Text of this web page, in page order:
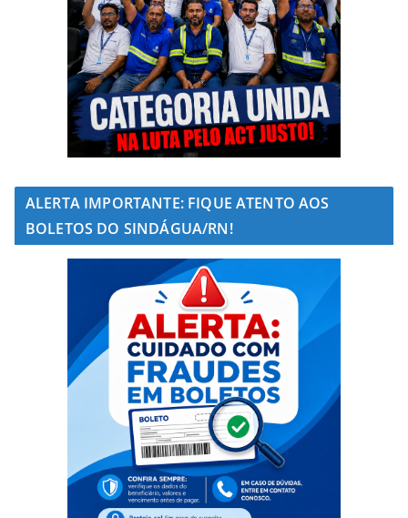
ALERTA IMPORTANTE: FIQUE ATENTO AOS
BOLETOS DO SINDÁGUA/RN!